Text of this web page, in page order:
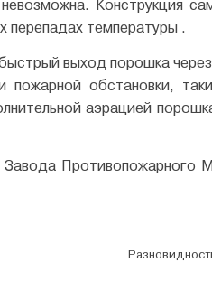
Конструкция
перепадах температуры .
выход порошка
обстановки,
аэрацией
Противопожарного